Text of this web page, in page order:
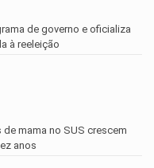
de governo e oficializa
à reeleição
mama no SUS crescem
anos